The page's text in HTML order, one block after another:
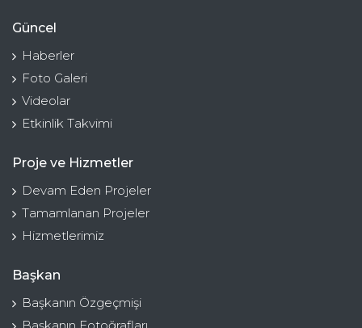
Güncel
Haberler
Foto Galeri
Videolar
Etkinlik Takvimi
Proje ve Hizmetler
Devam Eden Projeler
Tamamlanan Projeler
Hizmetlerimiz
Başkan
Başkanın Özgeçmişi